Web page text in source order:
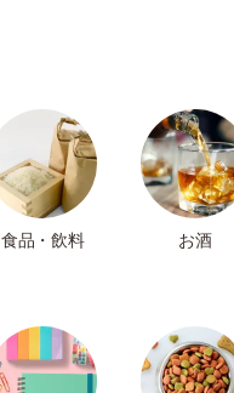
食品・飲料 お酒